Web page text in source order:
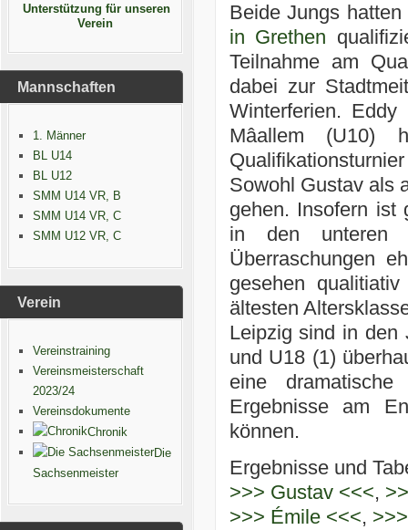
Unterstützung für unseren
Verein
Mannschaften
1. Männer
BL U14
BL U12
SMM U14 VR, B
SMM U14 VR, C
SMM U12 VR, C
Verein
Vereinstraining
Vereinsmeisterschaft
2023/24
Vereinsdokumente
Chronik
Die
Sachsenmeister
Beide Jungs
in Grethen
Teilnahme am
dabei zur
Winterferien.
Mâallem
Sowohl Gustav als
gehen. Insofern ist
in den unteren
Überraschungen
gesehen
ältesten
Leipzig sind in den
und U18 (1)
eine
Ergebnisse am
können.
Ergebnisse und
>>> Gustav <<<,
>>> Émile <<<,